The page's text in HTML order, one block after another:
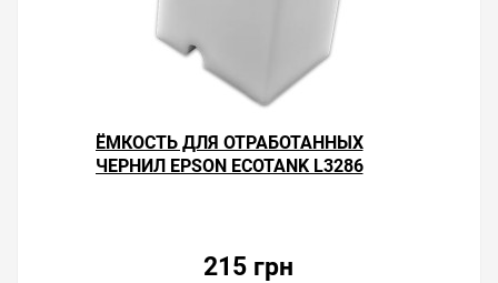
ЁМКОСТЬ ДЛЯ ОТРАБОТАННЫХ
ЧЕРНИЛ EPSON ECOTANK L3286
215 грн